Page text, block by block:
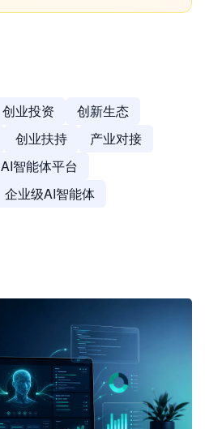
创业投资
创新生态
创业扶持
产业对接
AI智能体平台
企业级AI智能体